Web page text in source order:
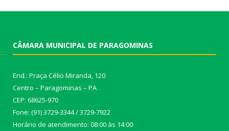
CÂMARA MUNICIPAL DE PARAGOMINAS
End.: Praça Célio Miranda, 120
Centro – Paragominas – PA
CEP: 68625-970
Fone: (91) 3729-3344 / 3729-7922
Horário de atendimento: 08:00 às 14:00